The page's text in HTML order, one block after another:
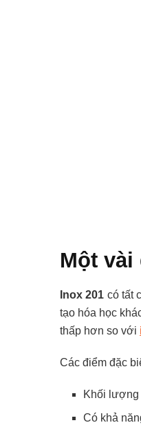
Một vài
Inox 201 có tất
tạo hóa học
thấp hơn so với
Các điểm đặc
Khối lượng
Có khả